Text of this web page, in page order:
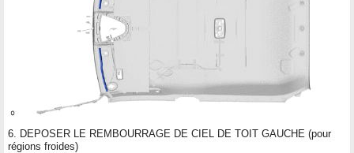
6. DEPOSER LE REMBOURRAGE DE CIEL DE TOIT GAUCHE (pour
régions froides)